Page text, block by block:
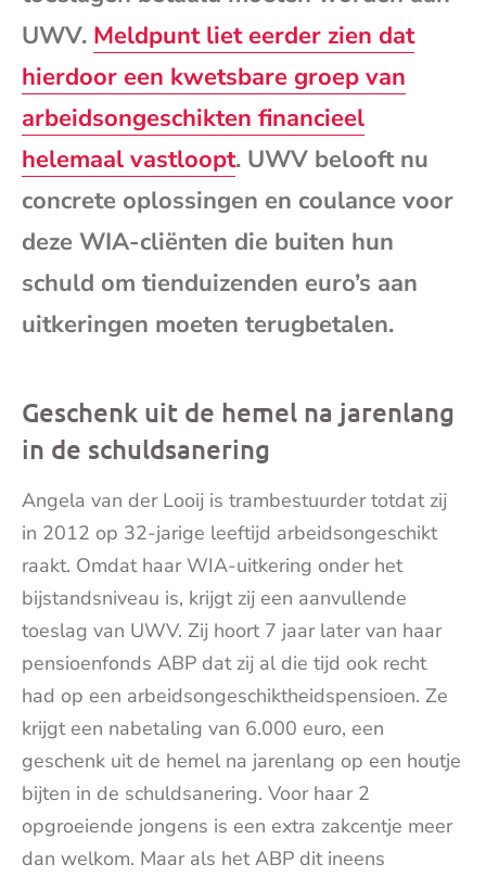
UWV. Meldpunt liet eerder zien dat
hierdoor een kwetsbare groep van
arbeidsongeschikten financieel
helemaal vastloopt. UWV belooft nu
concrete oplossingen en coulance voor
deze WIA-cliënten die buiten hun
schuld om tienduizenden euro’s aan
uitkeringen moeten terugbetalen.
Geschenk uit de hemel na jarenlang
in de schuldsanering
Angela van der Looij is trambestuurder totdat zij
in 2012 op 32-jarige leeftijd arbeidsongeschikt
raakt. Omdat haar WIA-uitkering onder het
bijstandsniveau is, krijgt zij een aanvullende
toeslag van UWV. Zij hoort 7 jaar later van haar
pensioenfonds ABP dat zij al die tijd ook recht
had op een arbeidsongeschiktheidspensioen. Ze
krijgt een nabetaling van 6.000 euro, een
geschenk uit de hemel na jarenlang op een houtje
bijten in de schuldsanering. Voor haar 2
opgroeiende jongens is een extra zakcentje meer
dan welkom. Maar als het ABP dit ineens